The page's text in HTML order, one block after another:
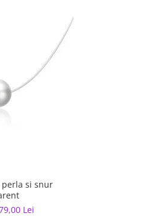
si snur
Lei